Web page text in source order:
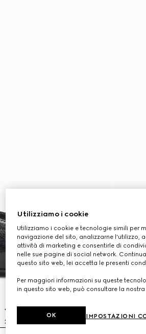
Utilizziamo i cookie
Utilizziamo i cookie e tecnologie simili per
navigazione del sito, analizzarne l'utilizzo,
attività di marketing e consentirle di
nelle sue pagine di social network.
questo sito web, lei accetta le presenti
Per maggiori informazioni su queste
in questo sito web, può consultare la nostra
IMPOSTAZIONI
OK